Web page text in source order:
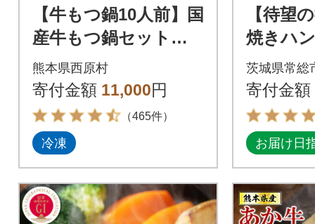
【牛もつ鍋10人前】国
産牛もつ鍋セット
醤油味 (2人前×5回
分)
熊本県西原村
寄付金額 11,000円
（465件）
冷凍
【待望
焼きハ
グラス
個入り
茨城県常総
寄付金額
お届け日